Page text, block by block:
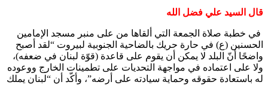
قال السيد علي فضل الله
‏ في خطبة صلاة الجمعة التي ألقاها من على منبر مسجد الإمامين
الحسنين (ع) في حارة حريك بالضاحية الجنوبية لبيروت “لقد أصبح
واضحًا أنّ البلد لا يمكن أن يقوم على قاعدة (قوّة لبنان في ضعفه)،
ولا على اعتماده في مواجهة التحديات على تطمينات الخارج ووعوده
له باستعادة حقوقه وحماية سيادته على أرضه”، وأكّد أن “لبنان يملك